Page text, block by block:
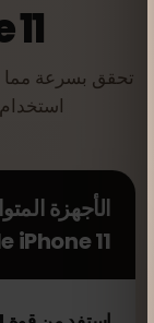
استخدام eSIM للاستمتاع بفوائده العديدة.
الأجهزة
iPhone 11